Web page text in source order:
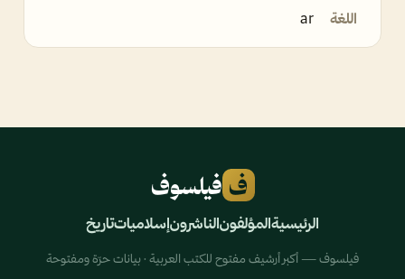
اللغة ar
ف فيلسوف
الرئيسيةالمؤلفونالناشرونإسلامياتتاريخ
فيلسوف — أكبر أرشيف مفتوح للكتب العربية · بيانات حرّة ومفتوحة